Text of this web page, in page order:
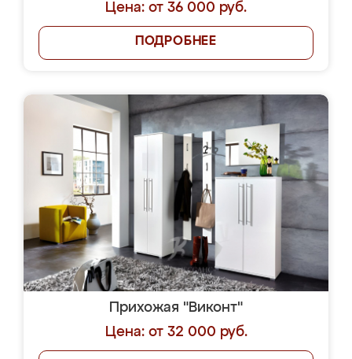
Цена: от 36 000 руб.
ПОДРОБНЕЕ
Прихожая "Виконт"
Цена: от 32 000 руб.